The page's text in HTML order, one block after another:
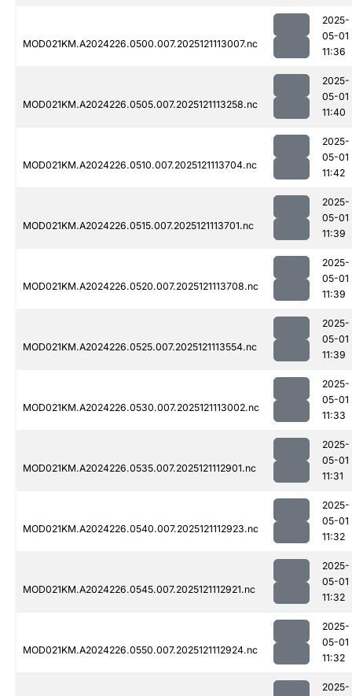
MOD021KM.A2024226.0500.007.2025121113007.nc
2025-
05-01
11:36
MOD021KM.A2024226.0505.007.2025121113258.nc
2025-
05-01
11:40
MOD021KM.A2024226.0510.007.2025121113704.nc
2025-
05-01
11:42
MOD021KM.A2024226.0515.007.2025121113701.nc
2025-
05-01
11:39
MOD021KM.A2024226.0520.007.2025121113708.nc
2025-
05-01
11:39
MOD021KM.A2024226.0525.007.2025121113554.nc
2025-
05-01
11:39
MOD021KM.A2024226.0530.007.2025121113002.nc
2025-
05-01
11:33
MOD021KM.A2024226.0535.007.2025121112901.nc
2025-
05-01
11:31
MOD021KM.A2024226.0540.007.2025121112923.nc
2025-
05-01
11:32
MOD021KM.A2024226.0545.007.2025121112921.nc
2025-
05-01
11:32
MOD021KM.A2024226.0550.007.2025121112924.nc
2025-
05-01
11:32
2025-